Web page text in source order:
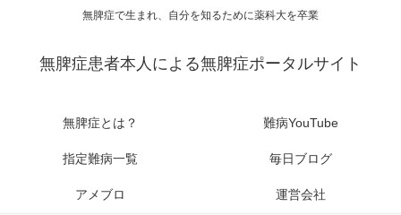
無脾症で生まれ、自分を知るために薬科大を卒業
無脾症患者本人による無脾症ポータルサイト
無脾症とは？ 難病YouTube
指定難病一覧 毎日ブログ
アメブロ 運営会社